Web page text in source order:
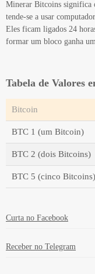
Minerar Bitcoins significa
tende-se a usar
Eles ficam ligados 24
formar um bloco ganha
Tabela de Valores
Bitcoin
BTC 1 (um Bitcoin)
BTC 2 (dois Bitcoins)
BTC 5 (cinco Bitcoins)
Curta no Facebook
Receber no Telegram